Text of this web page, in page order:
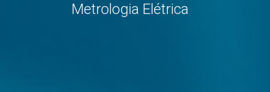
Metrologia Elétrica